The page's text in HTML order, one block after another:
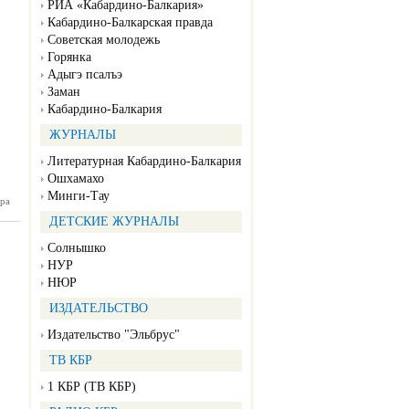
РИА «Кабардино-Балкария»
Кабардино-Балкарская правда
Советская молодежь
Горянка
Адыгэ псалъэ
Заман
Кабардино-Балкария
ЖУРНАЛЫ
Литературная Кабардино-Балкария
Ошхамахо
Минги-Тау
ДЕТСКИЕ ЖУРНАЛЫ
Солнышко
НУР
НЮР
ИЗДАТЕЛЬСТВО
Издательство "Эльбрус"
ТВ КБР
1 КБР (ТВ КБР)
№51